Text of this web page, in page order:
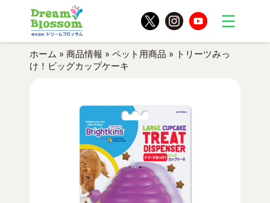
ホーム » 商品情報 » ペット用商品 » トリーツみっ
け！ビッグカップケーキ